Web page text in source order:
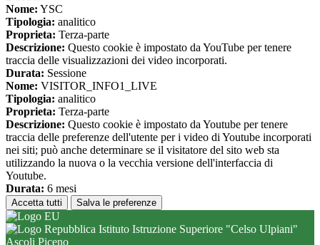
Nome: YSC
Tipologia: analitico
Proprieta: Terza-parte
Descrizione: Questo cookie è impostato da YouTube per tenere
traccia delle visualizzazioni dei video incorporati.
Durata: Sessione
Nome: VISITOR_INFO1_LIVE
Tipologia: analitico
Proprieta: Terza-parte
Descrizione: Questo cookie è impostato da Youtube per tenere
traccia delle preferenze dell'utente per i video di Youtube incorporati
nei siti; può anche determinare se il visitatore del sito web sta
utilizzando la nuova o la vecchia versione dell'interfaccia di
Youtube.
Durata: 6 mesi
Accetta tutti Salva le preferenze
Istituto Istruzione Superiore "Celso Ulpiani"
Ascoli Piceno